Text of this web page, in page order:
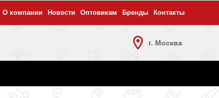
О компании Новости Оптовикам Бренды Контакты
г. Москва